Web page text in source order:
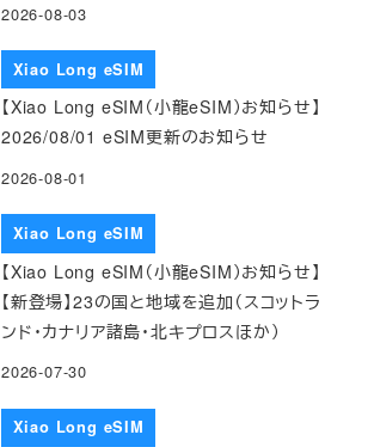
2026-08-03
Xiao Long eSIM
【Xiao Long eSIM（小龍eSIM）お知らせ】
2026/08/01 eSIM更新のお知らせ
2026-08-01
Xiao Long eSIM
【Xiao Long eSIM（小龍eSIM）お知らせ】
【新登場】23の国と地域を追加（スコットラ
ンド・カナリア諸島・北キプロスほか）
2026-07-30
Xiao Long eSIM